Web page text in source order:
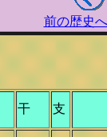
前の歴史へ
干 支